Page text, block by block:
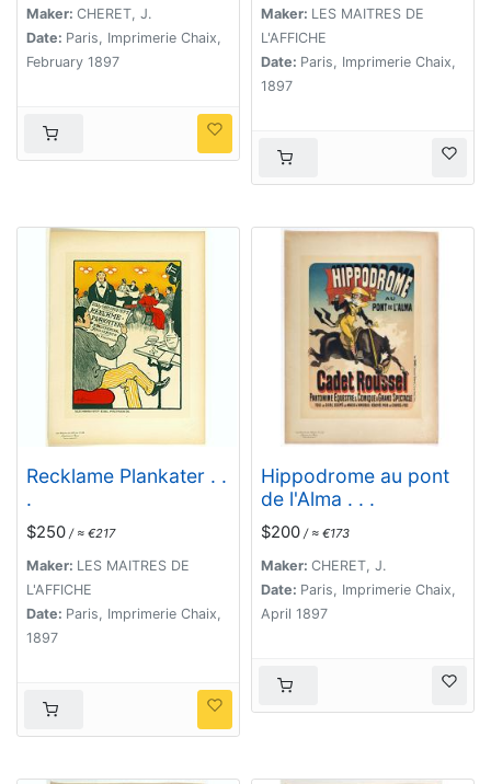
Maker: CHERET, J.
Date: Paris, Imprimerie Chaix,
February 1897
Maker: LES MAITRES DE
L'AFFICHE
Date: Paris, Imprimerie Chaix,
1897
Recklame Plankater . .
.
$250 / ≈ €217
Maker: LES MAITRES DE
L'AFFICHE
Date: Paris, Imprimerie Chaix,
1897
Hippodrome au pont
de l'Alma . . .
$200 / ≈ €173
Maker: CHERET, J.
Date: Paris, Imprimerie Chaix,
April 1897